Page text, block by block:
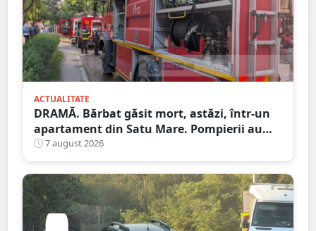
ACTUALITATE
DRAMĂ. Bărbat găsit mort, astăzi, într-un
apartament din Satu Mare. Pompierii au
spart ușa
7 august 2026